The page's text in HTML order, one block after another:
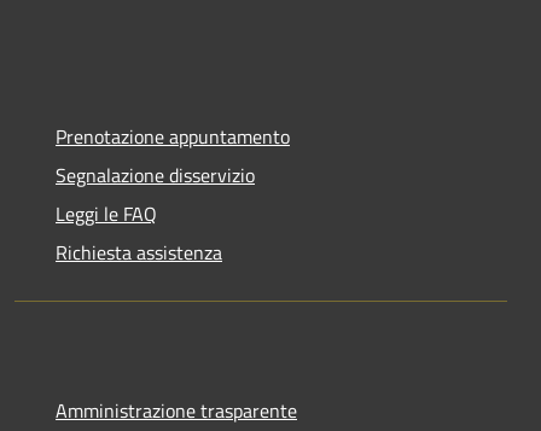
Prenotazione appuntamento
Segnalazione disservizio
Leggi le FAQ
Richiesta assistenza
Amministrazione trasparente